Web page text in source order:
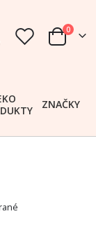
Cart
0
ZNAČKY